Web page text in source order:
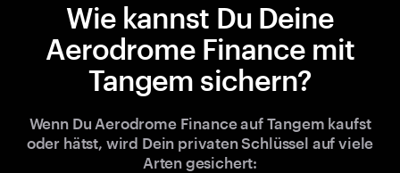
Wie kannst Du Deine
Aerodrome Finance mit
Tangem sichern?
Wenn Du Aerodrome Finance auf Tangem kaufst
oder hätst, wird Dein privaten Schlüssel auf viele
Arten gesichert: